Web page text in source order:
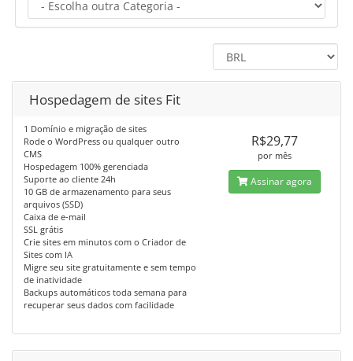
Hospedagem de sites Fit
1 Domínio e migração de sites
Rode o WordPress ou qualquer outro
CMS
Hospedagem 100% gerenciada
Suporte ao cliente 24h
10 GB de armazenamento para seus
arquivos (SSD)
Caixa de e-mail
SSL grátis
Crie sites em minutos com o Criador de
Sites com IA
Migre seu site gratuitamente e sem tempo
de inatividade
Backups automáticos toda semana para
recuperar seus dados com facilidade
R$29,77
por mês
Assinar agora